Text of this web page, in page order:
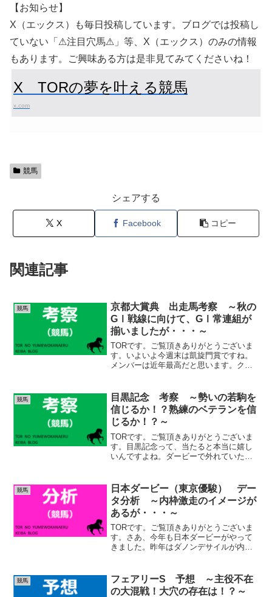
【お知らせ】
X（エックス）も毎日投稿しています。ブログでは投稿し
ていない「⚠注目穴馬⚠」等、X（エックス）のみの情報
もあります。ご興味ある方は是非見てみてくださいね！
X TORの夢を叶える競馬
x.com
競馬
シェアする
X Facebook コピー
関連記事
競馬
京都大賞典 出走馬考察 ～秋の
GⅠ戦線に向けて、GⅠ常連組が
揃いましたが・・・～
TORです。ご覧頂きありがとうございま
す。いよいよ今週末は凱旋門賞ですね。
メンバーは近年最高だと思います。クロ
ーを持っています。本当に楽しみです。
ただ、それでも馬場が悪...
競馬
目黒記念 考察 ～勢いの若駒を
信じるか！？熟練のベテランを信
じるか！？～
TORです。ご覧頂きありがとうございま
す。目黒記念って、当たると本当に嬉し
いんですよね。ダービーで外れていた場
です。いや～、ダービーと同じ位、気合
が入ります笑。 (ad...
競馬
日本ダービー（東京優駿） デー
タ分析 ～内枠激走のイメージが
あるが・・・～
TORです。ご覧頂きありがとうございま
す。さあ、今年も日本ダービーがやって
きました。昨年はダノンデサイルが内を
バローズを思い出しましたね。それ以外
にも、2022年ア...
競馬
フェアリーS 予想 ～主役不在
の大混戦！大穴の存在は！？～